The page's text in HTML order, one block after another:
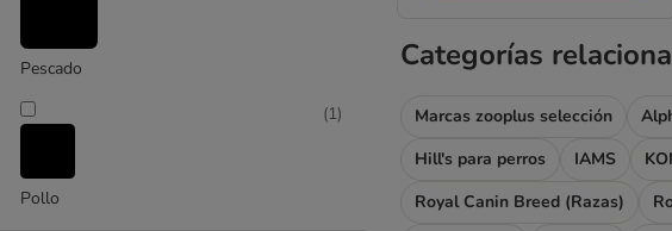
Pescado
Pollo
(1)
Categorías
Marcas zooplus selección
Hill's para perros
IAMS
Royal Canin Breed (Razas)